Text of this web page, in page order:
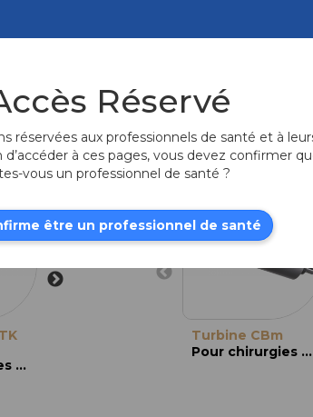
Pour chirurgies DSAEK et ALTK
Tête CBm-ALTK
300
Produits
Turbine CBm
Pour chirurgies DSAEK, ALTK et LASIK
Réservé
réservées aux professionnels de santé et à
à ces pages, vous devez confirmer
vous un professionnel de santé ?
être un professionnel de santé